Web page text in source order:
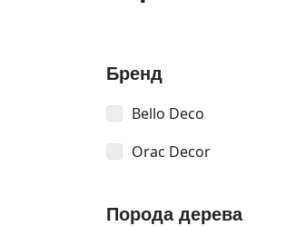
Бренд
Bello Deco
Orac Decor
Порода дерева